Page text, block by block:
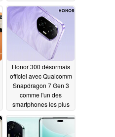
12/09/2024
Honor 300 désormais
officiel avec Qualcomm
Snapdragon 7 Gen 3
comme l'un des
smartphones les plus